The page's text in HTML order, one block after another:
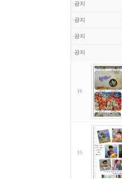
공지
공지
공지
공지
16
15